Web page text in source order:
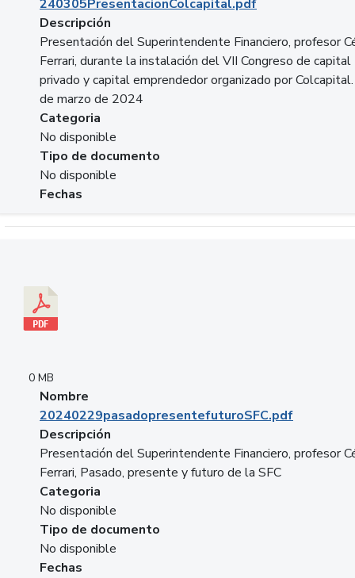
240305PresentacionColcapital.pdf
Descripción
Presentación del Superintendente Financiero, profesor
Ferrari, durante la instalación del VII Congreso de capital
privado y capital emprendedor organizado por
de marzo de 2024
Categoria
No disponible
Tipo de documento
No disponible
Fechas
0 MB
Nombre
20240229pasadopresentefuturoSFC.pdf
Descripción
Presentación del Superintendente Financiero, profesor
Ferrari, Pasado, presente y futuro de la SFC
Categoria
No disponible
Tipo de documento
No disponible
Fechas